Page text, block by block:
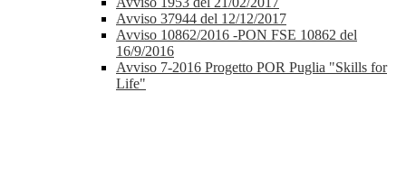
Avviso 37944 del 12/12/2017
Avviso 10862/2016 -PON FSE 10862 del
16/9/2016
Avviso 7-2016 Progetto POR Puglia "Skills for
Life"